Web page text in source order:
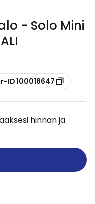
- Solo Mini
ID 100018647
hinnan ja